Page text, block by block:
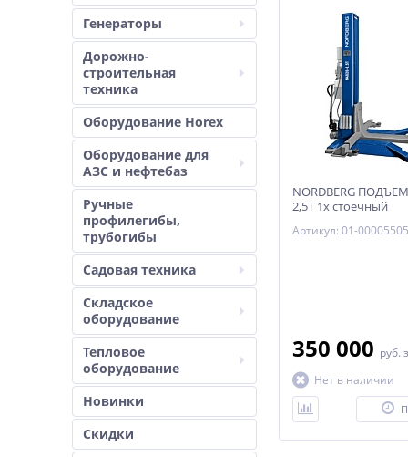
Генераторы
Дорожно-
строительная
техника
Оборудование Horex
Оборудование для
АЗС и нефтебаз
Ручные
профилегибы,
трубогибы
Садовая техника
Складское
оборудование
Тепловое
оборудование
Новинки
Скидки
NORDBERG
2,5T 1х стоечный
электрогидравлич.
Артикул: 01-00005505
350 000 руб.
Нет в наличии